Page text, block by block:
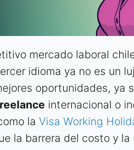
mercado laboral
idioma ya no es un
oportunidades, ya
internacional o
la Visa Working
la barrera del costo y